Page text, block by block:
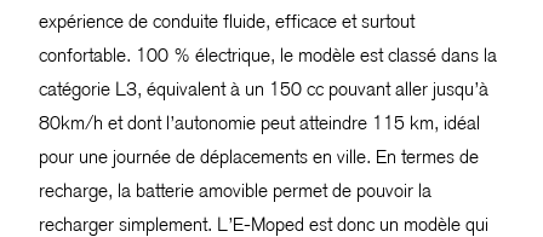
expérience de conduite fluide, efficace et surtout
confortable. 100 % électrique, le modèle est classé dans la
catégorie L3, équivalent à un 150 cc pouvant aller jusqu’à
80km/h et dont l’autonomie peut atteindre 115 km, idéal
pour une journée de déplacements en ville. En termes de
recharge, la batterie amovible permet de pouvoir la
recharger simplement. L’E-Moped est donc un modèle qui